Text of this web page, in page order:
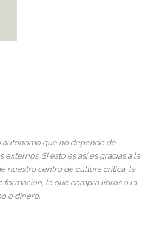
autónomo que no depende de
Si esto es así es gracias a la
nuestro centro de cultura crítica, la
formación, la que compra libros o la
o dinero.